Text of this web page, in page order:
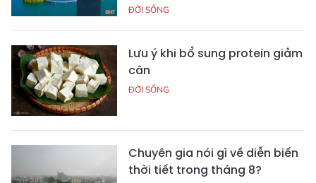
ĐỜI SỐNG
Lưu ý khi bổ sung protein giảm
cân
ĐỜI SỐNG
Chuyên gia nói gì về diễn biến
thời tiết trong tháng 8?